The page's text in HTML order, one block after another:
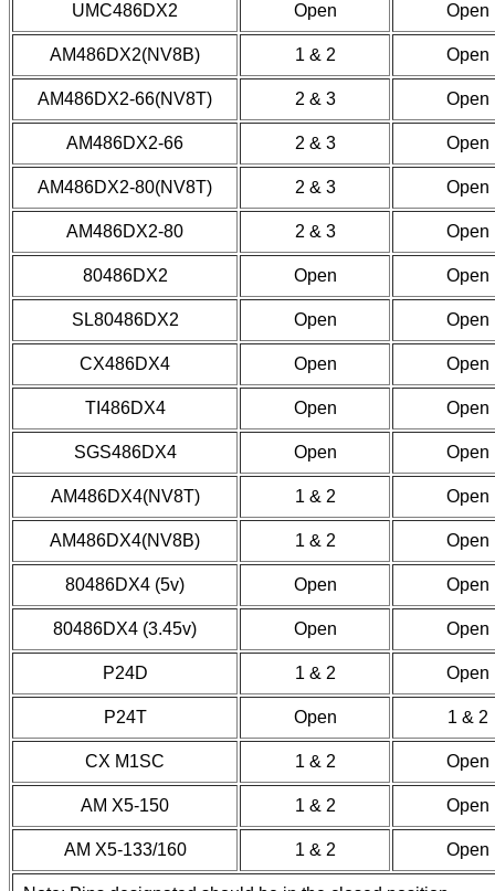
UMC486DX2 Open Open
AM486DX2(NV8B) 1 & 2 Open
AM486DX2-66(NV8T) 2 & 3 Open
AM486DX2-66 2 & 3 Open
AM486DX2-80(NV8T) 2 & 3 Open
AM486DX2-80 2 & 3 Open
80486DX2 Open Open
SL80486DX2 Open Open
CX486DX4 Open Open
TI486DX4 Open Open
SGS486DX4 Open Open
AM486DX4(NV8T) 1 & 2 Open
AM486DX4(NV8B) 1 & 2 Open
80486DX4 (5v) Open Open
80486DX4 (3.45v) Open Open
P24D 1 & 2 Open
P24T Open 1 & 2
CX M1SC 1 & 2 Open
AM X5-150 1 & 2 Open
AM X5-133/160 1 & 2 Open